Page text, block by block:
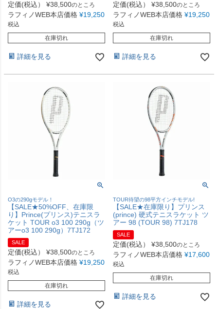
定価(税込） ¥38,500のところ
ラフィノWEB本店価格 ¥19,250
税込
在庫切れ
詳細を見る
定価(税込） ¥38,500のところ
ラフィノWEB本店価格 ¥19,250
税込
在庫切れ
詳細を見る
O3の290gモデル！
【SALE★50%OFF、在庫限
り】Prince(プリンス)テニスラ
ケット TOUR o3 100 290g（ツ
アーo3 100 290g）7TJ172
SALE
定価(税込） ¥38,500のところ
ラフィノWEB本店価格 ¥19,250
税込
在庫切れ
詳細を見る
TOUR待望の98平方インチモデル!
【SALE★在庫限り】プリンス
(prince) 硬式テニスラケット ツ
アー 98 (TOUR 98) 7TJ178
SALE
定価(税込） ¥38,500のところ
ラフィノWEB本店価格 ¥17,600
税込
在庫切れ
詳細を見る